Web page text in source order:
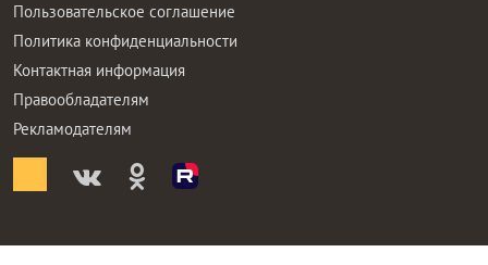
Пользовательское соглашение
Политика конфиденциальности
Контактная информация
Правообладателям
Рекламодателям